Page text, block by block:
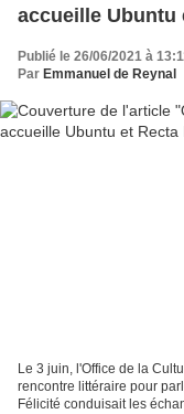
accueille Ubuntu
Publié le 26/06/2021 à
Par Emmanuel de Reynal
Le 3 juin, l'Office de la
rencontre littéraire pour
Félicité conduisait les